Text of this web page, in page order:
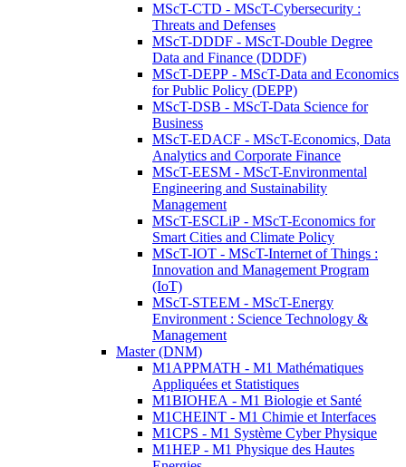
MScT-CTD - MScT-Cybersecurity :
Threats and Defenses
MScT-DDDF - MScT-Double Degree
Data and Finance (DDDF)
MScT-DEPP - MScT-Data and Economics
for Public Policy (DEPP)
MScT-DSB - MScT-Data Science for
Business
MScT-EDACF - MScT-Economics, Data
Analytics and Corporate Finance
MScT-EESM - MScT-Environmental
Engineering and Sustainability
Management
MScT-ESCLiP - MScT-Economics for
Smart Cities and Climate Policy
MScT-IOT - MScT-Internet of Things :
Innovation and Management Program
(IoT)
MScT-STEEM - MScT-Energy
Environment : Science Technology &
Management
Master (DNM)
M1APPMATH - M1 Mathématiques
Appliquées et Statistiques
M1BIOHEA - M1 Biologie et Santé
M1CHEINT - M1 Chimie et Interfaces
M1CPS - M1 Système Cyber Physique
M1HEP - M1 Physique des Hautes